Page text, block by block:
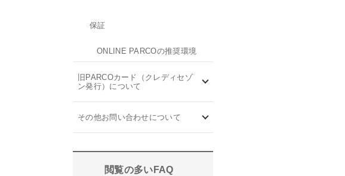
保証
ONLINE PARCOの推奨環境
旧PARCOカード（クレディセゾ
ン発行）について
その他お問い合わせについて
閲覧の多いFAQ